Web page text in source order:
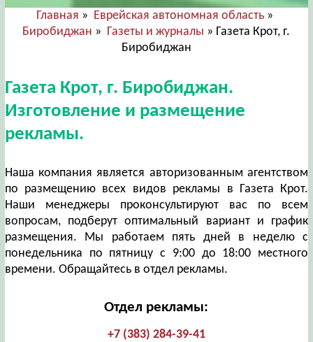
Главная » Еврейская автономная область »
Биробиджан » Газеты и журналы » Газета Крот, г.
Биробиджан
Газета Крот, г. Биробиджан.
Изготовление и размещение
рекламы.
Наша компания является авторизованным агентством
по размещению всех видов рекламы в Газета Крот.
Наши менеджеры проконсультируют вас по всем
вопросам, подберут оптимальный вариант и график
размещения. Мы работаем пять дней в неделю с
понедельника по пятницу с 9:00 до 18:00 местного
времени. Обращайтесь в отдел рекламы.
Отдел рекламы:
+7 (383) 284-39-41